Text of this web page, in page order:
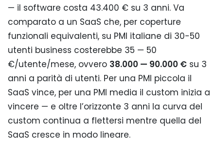
— il software costa 43.400 € su 3 anni. Va
comparato a un SaaS che, per coperture
funzionali equivalenti, su PMI italiane di 30-50
utenti business costerebbe 35 — 50
€/utente/mese, ovvero 38.000 — 90.000 € su 3
anni a parità di utenti. Per una PMI piccola il
SaaS vince, per una PMI media il custom inizia a
vincere — e oltre l’orizzonte 3 anni la curva del
custom continua a flettersi mentre quella del
SaaS cresce in modo lineare.